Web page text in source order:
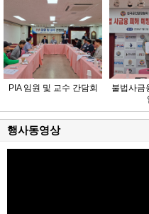
PIA 임원 및 교수 간담회
불법사금
행사동영상